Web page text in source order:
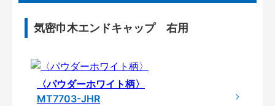
気密巾木エンドキャップ 右用
〈パウダーホワイト柄〉
MT7703-JHR